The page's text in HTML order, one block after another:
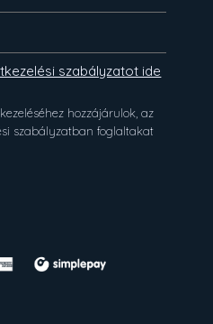
szabályzatot ide
hozzájárulok, az
foglaltakat